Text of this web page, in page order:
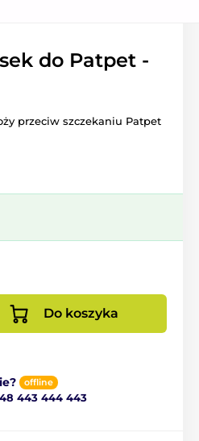
do Patpet -
przeciw szczekaniu Patpet
Do koszyka
offline
443 444 443